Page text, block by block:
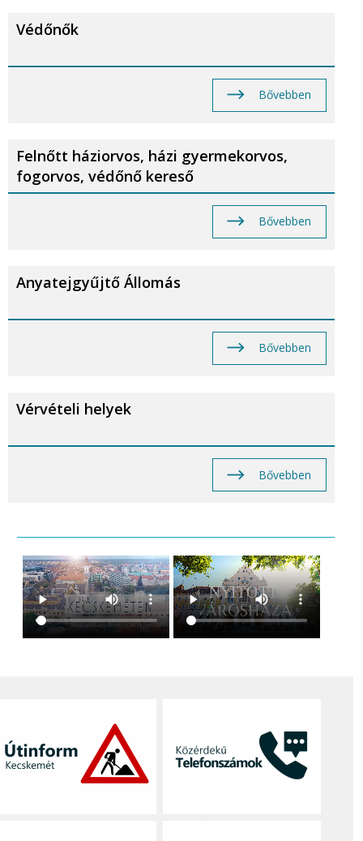
Védőnők
Bővebben
Felnőtt háziorvos, házi gyermekorvos,
fogorvos, védőnő kereső
Bővebben
Anyatejgyűjtő Állomás
Bővebben
Vérvételi helyek
Bővebben